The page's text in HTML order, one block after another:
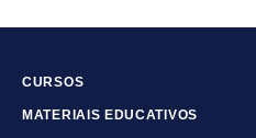
CURSOS
MATERIAIS EDUCATIVOS